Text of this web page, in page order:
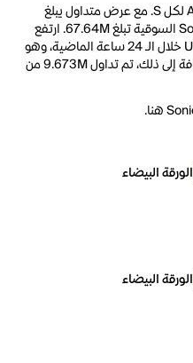
السعر الحالي لـ Sonic هو API3 0.1210 لكل S. مع عرض متداول يبلغ
2.880B S، فإن هذا يعني أن قيمة Sonic السوقية تبلغ 67.64M. ارتفع
حجم تداول Sonic بمقدار USD 15.36M خلال الـ 24 ساعة الماضية، وهو
ما يمثل ارتفاع بنسبة 158.78%. بالإضافة إلى ذلك، تم تداول 9.673M من
الورقة البيضاء
الورقة البيضاء